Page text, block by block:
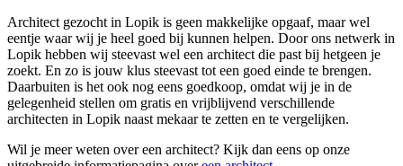
Architect gezocht in Lopik is geen makkelijke opgaaf, maar wel
eentje waar wij je heel goed bij kunnen helpen. Door ons netwerk in
Lopik hebben wij steevast wel een architect die past bij hetgeen je
zoekt. En zo is jouw klus steevast tot een goed einde te brengen.
Daarbuiten is het ook nog eens goedkoop, omdat wij je in de
gelegenheid stellen om gratis en vrijblijvend verschillende
architecten in Lopik naast mekaar te zetten en te vergelijken.
Wil je meer weten over een architect? Kijk dan eens op onze